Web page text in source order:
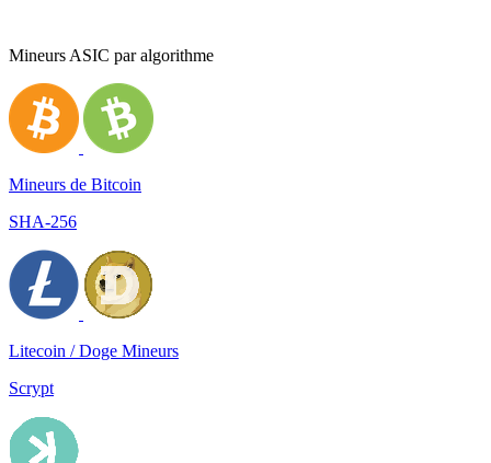
Mineurs ASIC par algorithme
Mineurs de Bitcoin
SHA-256
Litecoin / Doge Mineurs
Scrypt